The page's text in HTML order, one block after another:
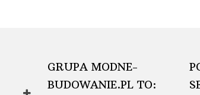
GRUPA MODNE-
BUDOWANIE.PL TO: